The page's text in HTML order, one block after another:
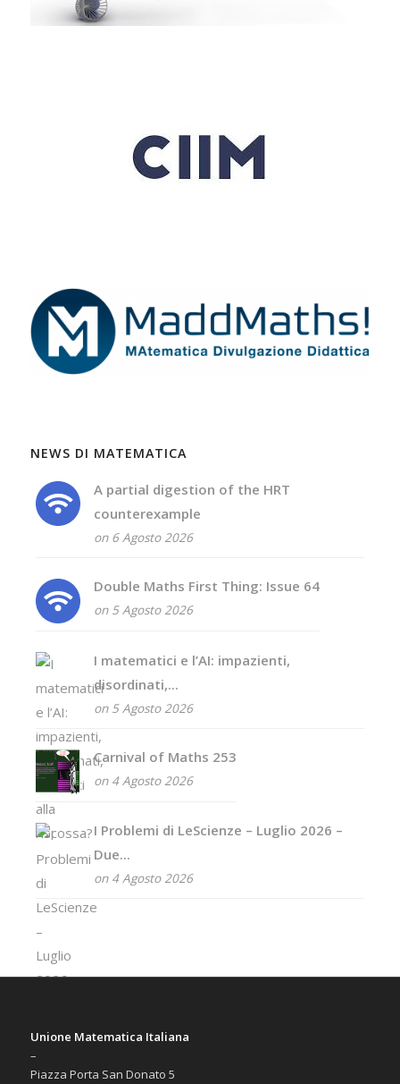
NEWS DI MATEMATICA
A partial digestion of the HRT
counterexample
on 6 Agosto 2026
Double Maths First Thing: Issue 64
on 5 Agosto 2026
I matematici e l’AI: impazienti,
disordinati,...
on 5 Agosto 2026
Carnival of Maths 253
on 4 Agosto 2026
I Problemi di LeScienze – Luglio 2026 –
Due...
on 4 Agosto 2026
Unione Matematica Italiana
–
Piazza Porta San Donato 5